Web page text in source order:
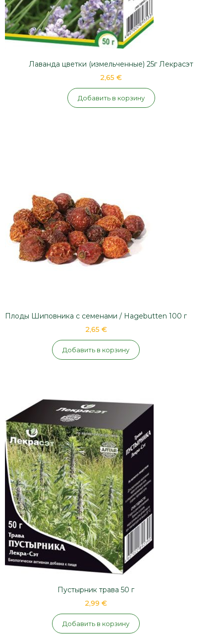
Лаванда цветки (измельченные) 25г Лекрасэт
2,65 €
Добавить в корзину
Плоды Шиповника с семенами / Hagebutten 100 г
2,65 €
Добавить в корзину
Пустырник трава 50 г
2,99 €
Добавить в корзину